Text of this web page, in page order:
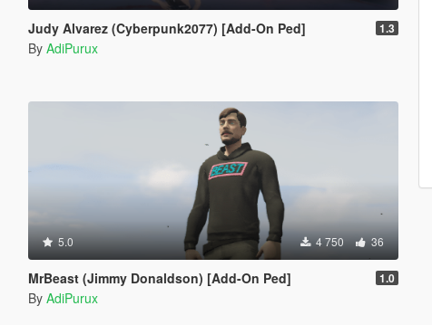
Judy Alvarez (Cyberpunk2077) [Add-On Ped] 1.3
By AdiPurux
5.0 4 750 36
MrBeast (Jimmy Donaldson) [Add-On Ped] 1.0
By AdiPurux